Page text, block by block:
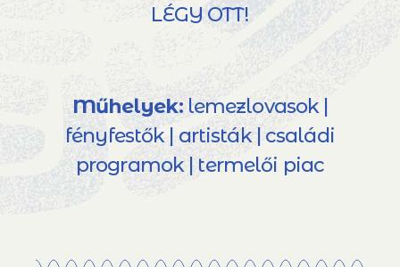
LÉGY OTT!
Műhelyek:lemezlovasok |
fényfestők | artisták | családi
programok | termelői piac